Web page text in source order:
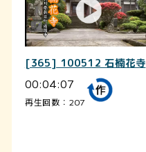
[365] 100512 石楠花寺
00:04:07
再生回数：207